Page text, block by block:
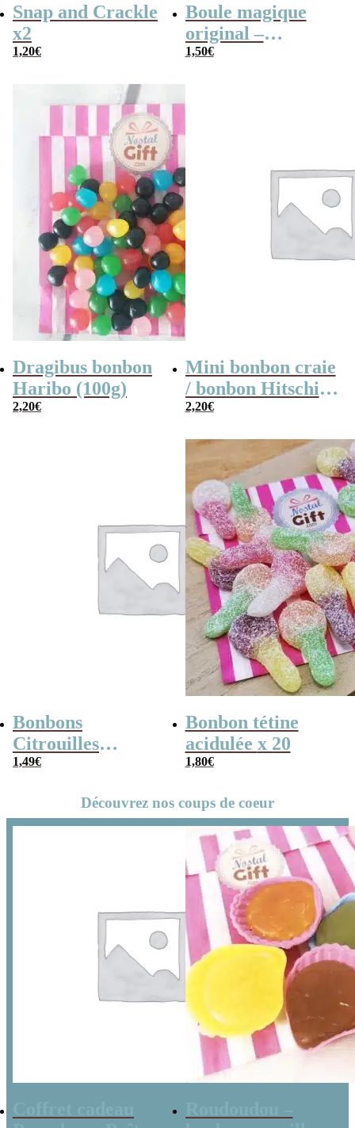
Snap and Crackle
x2
1,20€
Boule magique
original –
Jawbreaker 2×3
1,50€
Dragibus bonbon
Haribo (100g)
2,20€
Mini bonbon craie
/ bonbon Hitschies
acide au fruit x 40
2,20€
Bonbons
Citrouilles
Fourrés Poudre
Halloween –
Fabriqué en
1,49€
Bonbon tétine
acidulée x 20
1,80€
Découvrez nos coups de coeur